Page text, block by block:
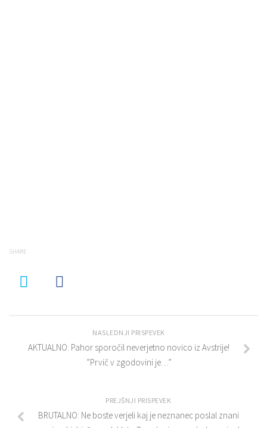
SHARE
NASLEDNJI PRISPEVEK
AKTUALNO: Pahor sporočil neverjetno novico iz Avstrije!
”Prvič v zgodovini je…”
PREJŠNJI PRISPEVEK
BRUTALNO: Ne boste verjeli kaj je neznanec poslal znani